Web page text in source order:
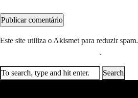
Este site utiliza o Akismet para reduzir spam.
.
Search